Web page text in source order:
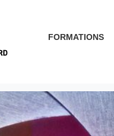
FORMATIONS
for?